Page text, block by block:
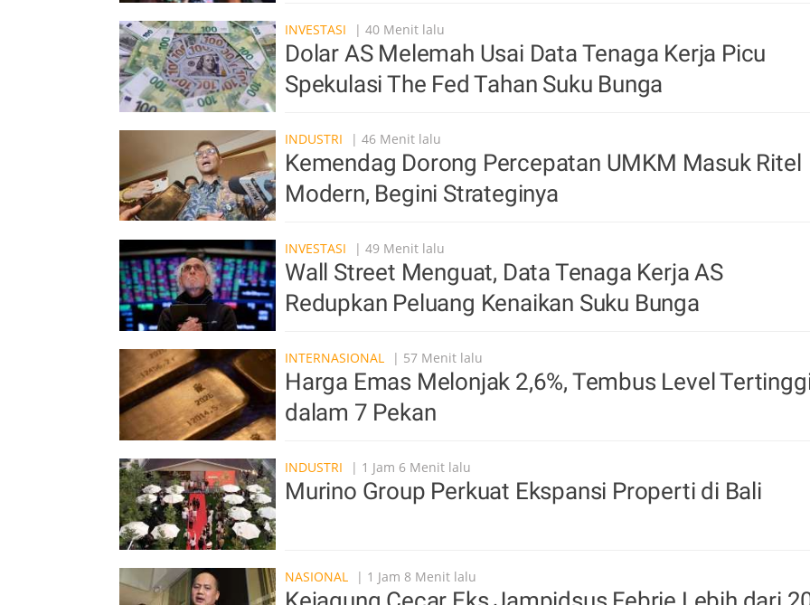
INVESTASI | 40 Menit lalu
Dolar AS Melemah Usai Data Tenaga Kerja Picu
Spekulasi The Fed Tahan Suku Bunga
INDUSTRI | 46 Menit lalu
Kemendag Dorong Percepatan UMKM Masuk Ritel
Modern, Begini Strateginya
INVESTASI | 49 Menit lalu
Wall Street Menguat, Data Tenaga Kerja AS
Redupkan Peluang Kenaikan Suku Bunga
INTERNASIONAL | 57 Menit lalu
Harga Emas Melonjak 2,6%, Tembus Level
dalam 7 Pekan
INDUSTRI | 1 Jam 6 Menit lalu
Murino Group Perkuat Ekspansi Properti di Bali
NASIONAL | 1 Jam 8 Menit lalu